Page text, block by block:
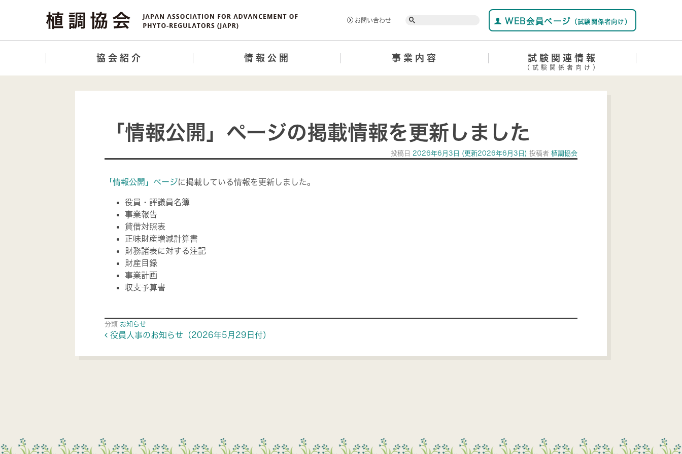
お問い合わせ Search WEB会員ページ （試験関係者向け）
協会紹介 情報公開 事業内容 試験関連情報
（試験関係者向け）
「情報公開」ページの掲載情報を更新しました
投稿日 2026年6月3日 (更新2026年6月3日) 投稿者 植調協会
「情報公開」ページに掲載している情報を更新しました。
役員・評議員名簿
事業報告
貸借対照表
正味財産増減計算書
財務諸表に対する注記
財産目録
事業計画
収支予算書
分類 お知らせ
Post navigation
役員人事のお知らせ（2026年5月29日付）